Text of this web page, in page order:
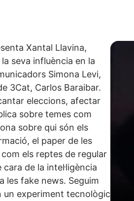
Xantal Llavina,
seva influència en la
Simona Levi,
3Cat, Carlos Baraibar.
eleccions, afectar
sobre temes com
sobre qui són els
el paper de les
els reptes de regular
de la intel·ligència
les fake news. Seguim
un experiment tecnològic